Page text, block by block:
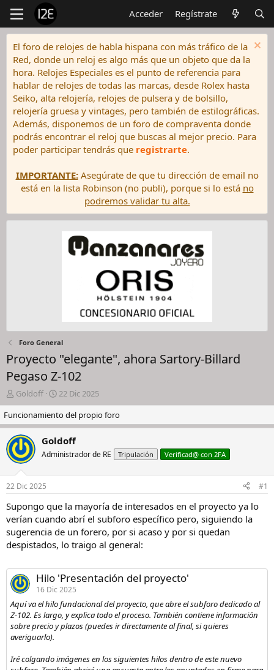
Acceder Regístrate
El foro de relojes de habla hispana con más tráfico de la
Red, donde un reloj es algo más que un objeto que da la
hora. Relojes Especiales es el punto de referencia para
hablar de relojes de todas las marcas, desde Rolex hasta
Seiko, alta relojería, relojes de pulsera y de bolsillo,
relojería gruesa y vintages, pero también de estilográficas.
Además, disponemos de un foro de compraventa donde
podrás encontrar el reloj que buscas al mejor precio. Para
poder participar tendrás que registrarte.
IMPORTANTE:Asegúrate de que tu dirección de email no
está en la lista Robinson (no publi), porque si lo está no
podremos validar tu alta.
Foro General
Proyecto "elegante", ahora Sartory-Billard
Pegaso Z-102
I
n
i
c
i
a
d
o
r
d
e
h
i
l
Goldoff
F
e
c
h
a
d
e
i
c
i
o
22 Dic 2025
Funcionamiento del propio foro
Goldoff
Administrador de RE Tripulación Verificad@ con 2FA
22 Dic 2025 #1
Supongo que la mayoría de interesados en el proyecto ya lo
verían cuando abrí el subforo específico pero, siguiendo la
sugerencia de un forero, por si acaso y por si quedan
despistados, lo traigo al general:
Hilo 'Presentación del proyecto'
16 Dic 2025
Aquí va el hilo fundacional del proyecto, que abre el subforo dedicado al
Z-102. Es largo, y explica todo el proceso. También contiene información
sobre precio y plazos (puedes ir directamente al final, si quieres
averiguarlo).
Iré colgando imágenes en los siguientes hilos dentro de este nuevo